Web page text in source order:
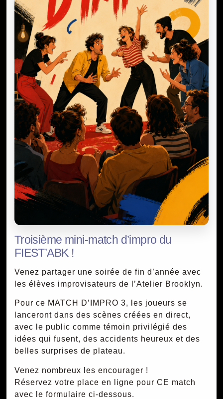
Troisième mini-match d’impro du
FIEST’ABK !
Venez partager une soirée de fin d’année avec
les élèves improvisateurs de l’Atelier Brooklyn.
Pour ce MATCH D’IMPRO 3, les joueurs se
lanceront dans des scènes créées en direct,
avec le public comme témoin privilégié des
idées qui fusent, des accidents heureux et des
belles surprises de plateau.
Venez nombreux les encourager !
Réservez votre place en ligne pour CE match
avec le formulaire ci-dessous.